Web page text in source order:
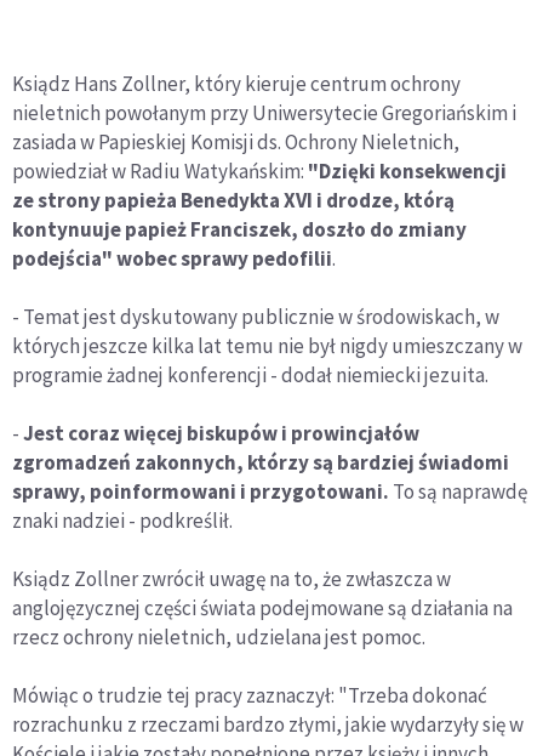
Ksiądz Hans Zollner, który kieruje centrum ochrony
nieletnich powołanym przy Uniwersytecie Gregoriańskim i
zasiada w Papieskiej Komisji ds. Ochrony Nieletnich,
powiedział w Radiu Watykańskim: "Dzięki konsekwencji
ze strony papieża Benedykta XVI i drodze, którą
kontynuuje papież Franciszek, doszło do zmiany
podejścia" wobec sprawy pedofilii.
- Temat jest dyskutowany publicznie w środowiskach, w
których jeszcze kilka lat temu nie był nigdy umieszczany w
programie żadnej konferencji - dodał niemiecki jezuita.
-Jest coraz więcej biskupów i prowincjałów
zgromadzeń zakonnych, którzy są bardziej świadomi
sprawy, poinformowani i przygotowani. To są naprawdę
znaki nadziei - podkreślił.
Ksiądz Zollner zwrócił uwagę na to, że zwłaszcza w
anglojęzycznej części świata podejmowane są działania na
rzecz ochrony nieletnich, udzielana jest pomoc.
Mówiąc o trudzie tej pracy zaznaczył: "Trzeba dokonać
rozrachunku z rzeczami bardzo złymi, jakie wydarzyły się w